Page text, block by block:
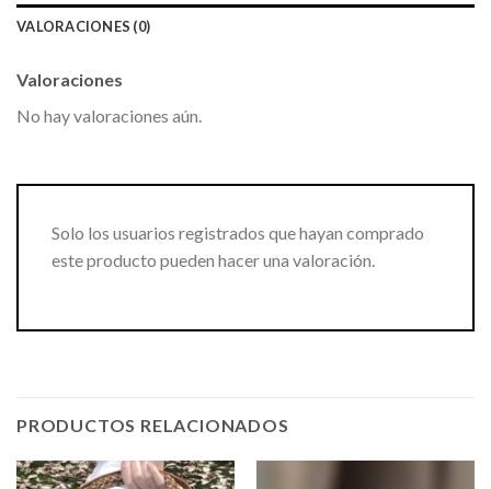
VALORACIONES (0)
Valoraciones
No hay valoraciones aún.
Solo los usuarios registrados que hayan comprado
este producto pueden hacer una valoración.
PRODUCTOS RELACIONADOS